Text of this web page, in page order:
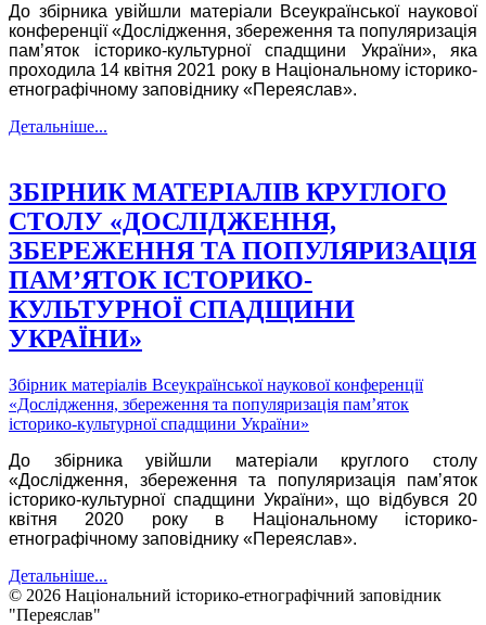
До збірника увійшли матеріали Всеукраїнської наукової
конференції «Дослідження, збереження та популяризація
пам’яток історико-культурної спадщини України», яка
проходила 14 квітня 2021 року в Національному історико-
етнографічному заповіднику «Переяслав».
Детальніше...
ЗБІРНИК МАТЕРІАЛІВ КРУГЛОГО
СТОЛУ «ДОСЛІДЖЕННЯ,
ЗБЕРЕЖЕННЯ ТА ПОПУЛЯРИЗАЦІЯ
ПАМ’ЯТОК ІСТОРИКО-
КУЛЬТУРНОЇ СПАДЩИНИ
УКРАЇНИ»
Збірник матеріалів Всеукраїнської наукової конференції
«Дослідження, збереження та популяризація пам’яток
історико-культурної спадщини України»
До збірника увійшли матеріали круглого столу
«Дослідження, збереження та популяризація пам’яток
історико-культурної спадщини України», що відбувся 20
квітня 2020 року в Національному історико-
етнографічному заповіднику «Переяслав».
Детальніше...
© 2026 Національний історико-етнографічний заповідник
"Переяслав"